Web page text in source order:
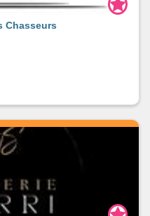
Chasseurs